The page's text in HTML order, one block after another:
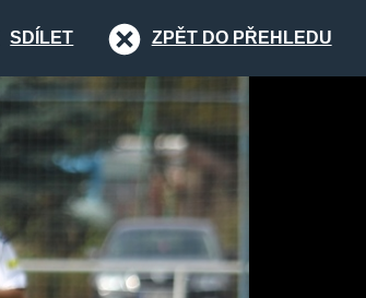
ZPĚT DO PŘEHLEDU
SDÍLET